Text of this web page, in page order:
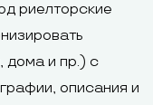
риелторские
дома и пр.) с
описания и